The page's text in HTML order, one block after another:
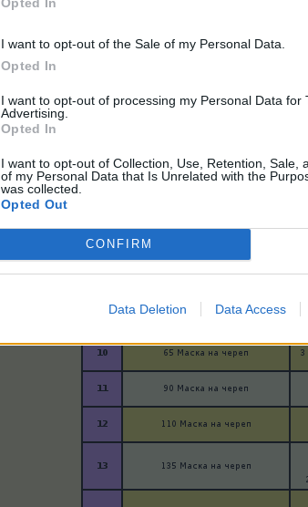
I want to opt-out of the Sale of my Personal Data.
Opted In
I want to opt-out of processing my Personal Data for
Advertising.
Opted In
I want to opt-out of Collection, Use, Retention, Sale,
of my Personal Data that Is Unrelated with the
was collected.
Opted Out
CONFIRM
Data Deletion Data Access